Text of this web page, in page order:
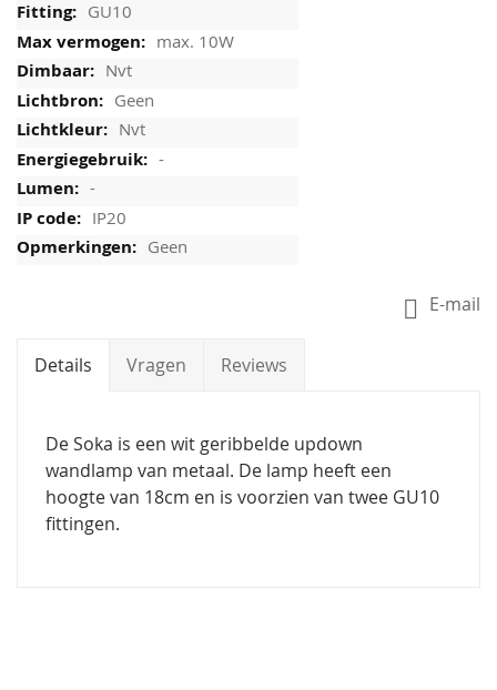
GU10
max. 10W
Nvt
Geen
Nvt
-
-
IP20
Geen
E-mail
Details Vragen Reviews
De Soka is een wit geribbelde updown
wandlamp van metaal. De lamp heeft een
hoogte van 18cm en is voorzien van twee GU10
fittingen.